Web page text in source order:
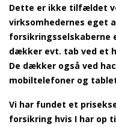
Dette er ikke tilfældet
virksomhedernes eget
forsikringsselskaberne
dækker evt. tab ved et
De dækker også ved
mobiltelefoner og
Vi har fundet et
forsikring hvis I har op